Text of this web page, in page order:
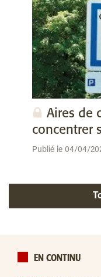
Aires de
concentrer
Publié le 04/04/
EN CONTINU